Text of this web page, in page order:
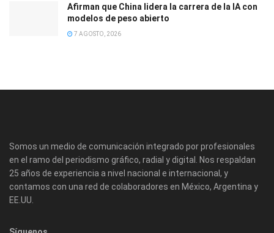
Afirman que China lidera la carrera de la IA con
modelos de peso abierto
7 AGOSTO, 2026
Somos un medio de comunicación integrado por profesionales
en el ramo del periodismo gráfico, radial y digital. Nos respaldan
25 años de experiencia a nivel nacional e internacional, y
contamos con una red de colaboradores en México, Argentina y
EE.UU.